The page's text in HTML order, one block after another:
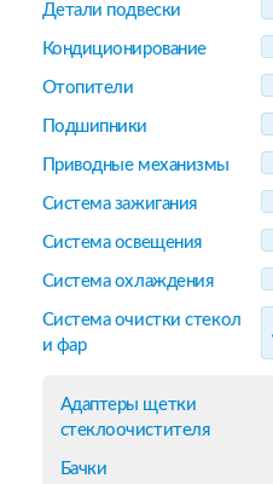
Детали подвески
Кондиционирование
Отопители
Подшипники
Приводные механизмы
Система зажигания
Система освещения
Система охлаждения
Система очистки стекол
и фар
Адаптеры щетки
стеклоочистителя
Бачки